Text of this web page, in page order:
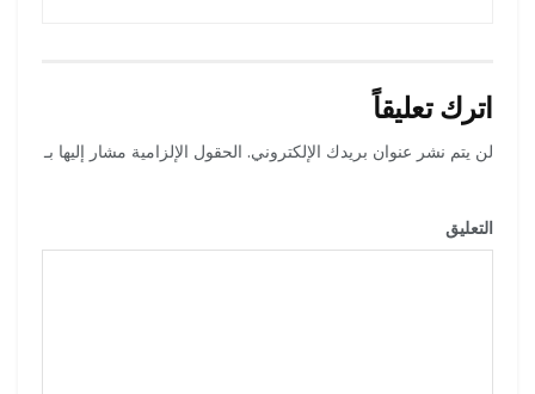
اترك تعليقاً
لن يتم نشر عنوان بريدك الإلكتروني. الحقول الإلزامية مشار إليها بـ
التعليق